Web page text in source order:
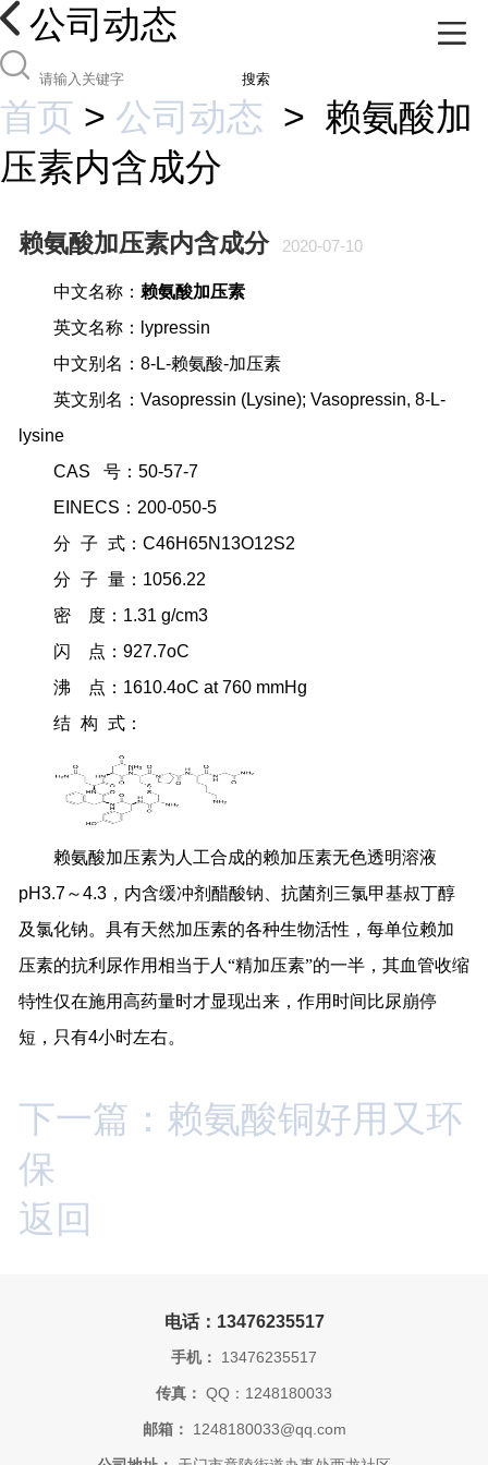
公司动态
搜索
首页 > 公司动态 > 赖氨酸加
压素内含成分
赖氨酸加压素内含成分 2020-07-10
中文名称： 赖氨酸加压素
英文名称：
lypressin
中文别名： 8-L-赖氨酸-加压素
英文别名： Vasopressin (Lysine); Vasopressin, 8-L-
lysine
CAS 号： 50-57-7
EINECS ： 200-050-5
分 子 式： C46H65N13O12S2
分 子 量： 1056.22
密
度： 1.31 g/cm3
闪
点： 927.7oC
沸
点： 1610.4oC at 760 mmHg
结 构 式：
赖氨酸加压素为人工合成的赖加压素无色透明溶液
pH3.7～4.3，内含缓冲剂醋酸钠、抗菌剂三氯甲基叔丁醇
及氯化钠。具有天然加压素的各种生物活性，每单位赖加
压素的抗利尿作用相当于人“精加压素”的一半，其血管收缩
特性仅在施用高药量时才显现出来，作用时间比尿崩停
短，只有4小时左右。
下一篇：赖氨酸铜好用又环
保
返回
电话：13476235517
手机： 13476235517
传真： QQ：1248180033
邮箱： 1248180033@qq.com